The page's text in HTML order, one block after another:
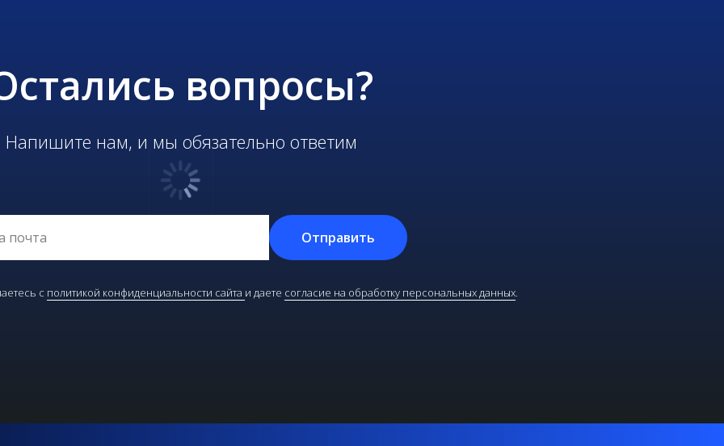
вопросы?
Напишите нам, и мы обязательно ответим
Отправить
с политикой конфиденциальности сайта и даете согласие на обработку персональных данных.